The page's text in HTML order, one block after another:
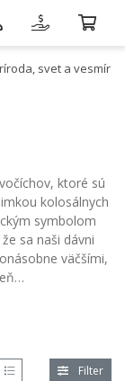
svet a vesmír
ktoré sú
kolosálnych
symbolom
sa naši dávni
väčšími,
Filter